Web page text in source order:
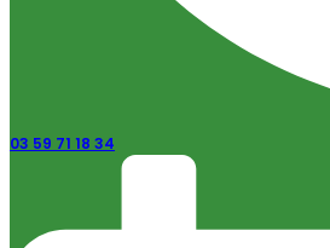
03 59 71 18 34